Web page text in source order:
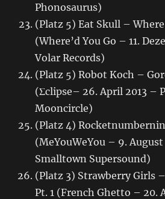
Phonosaurus)
(Platz 5) Eat Skull –
(Where’d You Go – 11.
Volar Records)
(Platz 5) Robot Koch –
(Σclipse– 26. April 2013 –
Mooncircle)
(Platz 4)
(MeYouWeYou – 9. August
Smalltown Supersound)
(Platz 3) Strawberry Girls
Pt. 1 (French Ghetto – 20.